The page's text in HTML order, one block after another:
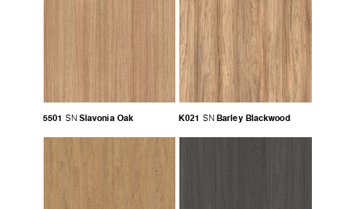
5501 SN Slavonia Oak K021 SN Barley Blackwood